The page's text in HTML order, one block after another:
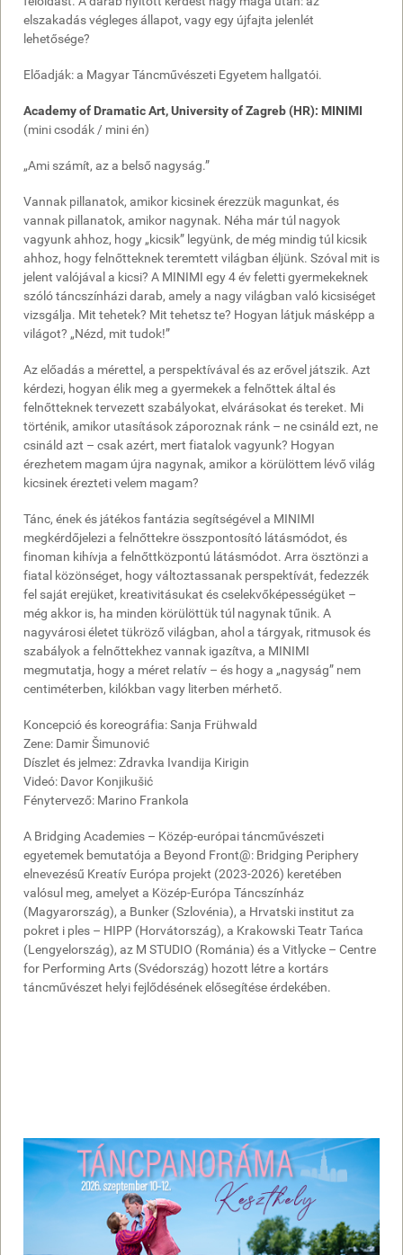
elszakadás végleges állapot, vagy egy újfajta jelenlét
lehetősége?
Előadják: a Magyar Táncművészeti Egyetem hallgatói.
Academy of Dramatic Art, University of Zagreb (HR): MINIMI
(mini csodák / mini én)
„Ami számít, az a belső nagyság.”
Vannak pillanatok, amikor kicsinek érezzük magunkat, és
vannak pillanatok, amikor nagynak. Néha már túl nagyok
vagyunk ahhoz, hogy „kicsik” legyünk, de még mindig túl kicsik
ahhoz, hogy felnőtteknek teremtett világban éljünk. Szóval mit is
jelent valójával a kicsi? A MINIMI egy 4 év feletti gyermekeknek
szóló táncszínházi darab, amely a nagy világban való kicsiséget
vizsgálja. Mit tehetek? Mit tehetsz te? Hogyan látjuk másképp a
világot? „Nézd, mit tudok!”
Az előadás a mérettel, a perspektívával és az erővel játszik. Azt
kérdezi, hogyan élik meg a gyermekek a felnőttek által és
felnőtteknek tervezett szabályokat, elvárásokat és tereket. Mi
történik, amikor utasítások záporoznak ránk – ne csináld ezt, ne
csináld azt – csak azért, mert fiatalok vagyunk? Hogyan
érezhetem magam újra nagynak, amikor a körülöttem lévő világ
kicsinek érezteti velem magam?
Tánc, ének és játékos fantázia segítségével a MINIMI
megkérdőjelezi a felnőttekre összpontosító látásmódot, és
finoman kihívja a felnőttközpontú látásmódot. Arra ösztönzi a
fiatal közönséget, hogy változtassanak perspektívát, fedezzék
fel saját erejüket, kreativitásukat és cselekvőképességüket –
még akkor is, ha minden körülöttük túl nagynak tűnik. A
nagyvárosi életet tükröző világban, ahol a tárgyak, ritmusok és
szabályok a felnőttekhez vannak igazítva, a MINIMI
megmutatja, hogy a méret relatív – és hogy a „nagyság” nem
centiméterben, kilókban vagy literben mérhető.
Koncepció és koreográfia: Sanja Frühwald
Zene: Damir Šimunović
Díszlet és jelmez: Zdravka Ivandija Kirigin
Videó: Davor Konjikušić
Fénytervező: Marino Frankola
A Bridging Academies – Közép-európai táncművészeti
egyetemek bemutatója a Beyond Front@: Bridging Periphery
elnevezésű Kreatív Európa projekt (2023-2026) keretében
valósul meg, amelyet a Közép-Európa Táncszínház
(Magyarország), a Bunker (Szlovénia), a Hrvatski institut za
pokret i ples – HIPP (Horvátország), a Krakowski Teatr Tańca
(Lengyelország), az M STUDIO (Románia) és a Vitlycke – Centre
for Performing Arts (Svédország) hozott létre a kortárs
táncművészet helyi fejlődésének elősegítése érdekében.